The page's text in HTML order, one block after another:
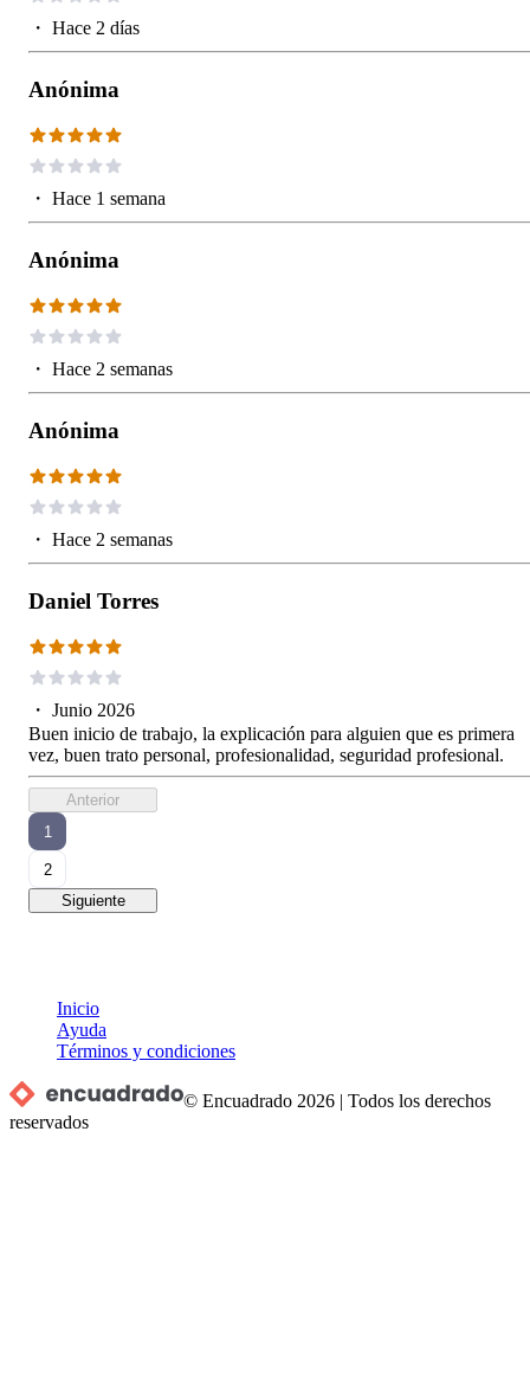
・ Hace 2 días
Anónima
・ Hace 1 semana
Anónima
・ Hace 2 semanas
Anónima
・ Hace 2 semanas
Daniel Torres
・ Junio 2026
Buen inicio de trabajo, la explicación para alguien que es primera
vez, buen trato personal, profesionalidad, seguridad profesional.
Anterior
1
2
Siguiente
Inicio
Ayuda
Términos y condiciones
© Encuadrado 2026 |Todos los derechos
reservados